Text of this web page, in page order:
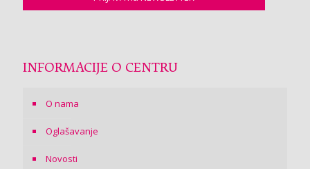
INFORMACIJE O CENTRU
O nama
Oglašavanje
Novosti